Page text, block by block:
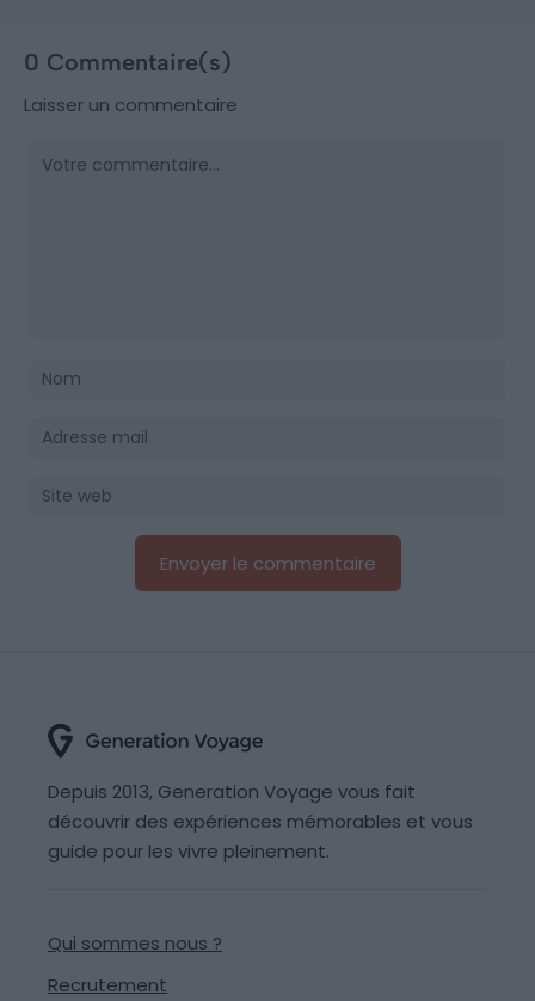
0 Commentaire(s)
Laisser un commentaire
Depuis 2013, Generation Voyage vous fait
découvrir des expériences mémorables et vous
guide pour les vivre pleinement.
Qui sommes nous ?
Recrutement